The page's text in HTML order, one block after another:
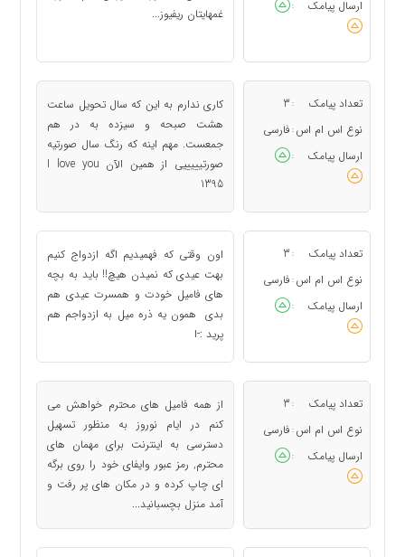
ارسال پیامک
:
غمهایتان ریفیوز...
تعداد پیامک :
3
نوع اس ام اس : فارسی
ارسال پیامک
:
کاری ندارم به این که سال تحویل ساعت
هشت صبحه و سیزده به در هم
جمعست. مهم اینه که رنگ سال صورتیه
صورتیییییی از همین الآن I love you
1395
تعداد پیامک :
3
نوع اس ام اس : فارسی
ارسال پیامک
:
اون وقتی که فهمیدیم اگه ازدواج کنیم
بهت عیدی که نمیدن هیچ!! باید به بچه
های فامیل خودت و همسرت عیدی هم
بدی همون یه ذره میل به ازدواجم هم
پرید :-ا
تعداد پیامک :
3
نوع اس ام اس : فارسی
ارسال پیامک
:
از همه فامیل های محترم خواهش می
کنم در ایام نوروز به منظور تسهیل
دسترسی به اینترنت برای مهمان های
محترم, رمز عبور وایفای خود را روی برگه
ای چاپ کرده و در مکان های پر رفت و
آمد منزل بچسبانید...